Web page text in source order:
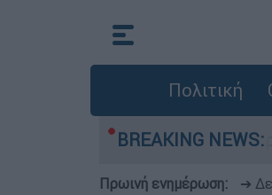
Πολιτική
BREAKING NEWS:
Μπαράζ
Πρωινή ενημέρωση: ➔